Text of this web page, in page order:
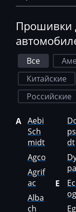
JMC
Kaiyi
Kalmar
Kassbohrer
Kato
Keestrack
Kenworth
Kia
KingLong
Прошивки
Все
Китайские
Российские
A Aebi
Sch
midt
Agco
Agrif
ac
Alba
ch
dt
E
og